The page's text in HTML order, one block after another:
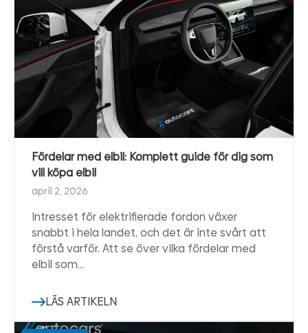
Fördelar med elbil: Komplett guide för dig som
vill köpa elbil
april 2, 2026
Intresset för elektrifierade fordon växer
snabbt i hela landet, och det är inte svårt att
förstå varför. Att se över vilka fördelar med
elbil som…
LÄS ARTIKELN